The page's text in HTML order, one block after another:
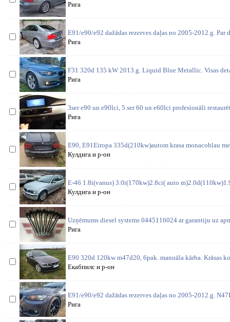
Рига
E91/e90/e92 dažādas rezerves daļas no 2005-2012.g. Par
Рига
F31 320d 135 kW 2013.g. Liquid Blue Metallic. Visas
Рига
3ser e90 un e90lci, 5 ser 60 un e60lci profesionāli
Рига
E90, E91Eiropa 335d(210kw)autom krasa monacoblau
Кулдига и р-он
E-46 1.8i(vanus) 3.0i(170kw)2.8ci( auto
Кулдига и р-он
Uzņēmums diesel systems 0445116024 ar garantiju uz
Рига
E90 320d 120kw m47d20, 6pak. manuāla kārba. Krāsas
Екабпилс и р-он
E91/e90/e92 dažādas rezerves daļas no 2005-2012.g.
Рига